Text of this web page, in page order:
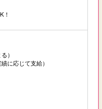
！
）
に応じて支給）